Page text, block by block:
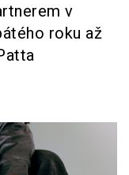
v
roku až